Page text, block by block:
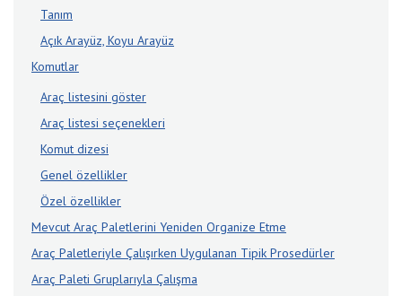
Tanım
Açık Arayüz, Koyu Arayüz
Komutlar
Araç listesini göster
Araç listesi seçenekleri
Komut dizesi
Genel özellikler
Özel özellikler
Mevcut Araç Paletlerini Yeniden Organize Etme
Araç Paletleriyle Çalışırken Uygulanan Tipik Prosedürler
Araç Paleti Gruplarıyla Çalışma